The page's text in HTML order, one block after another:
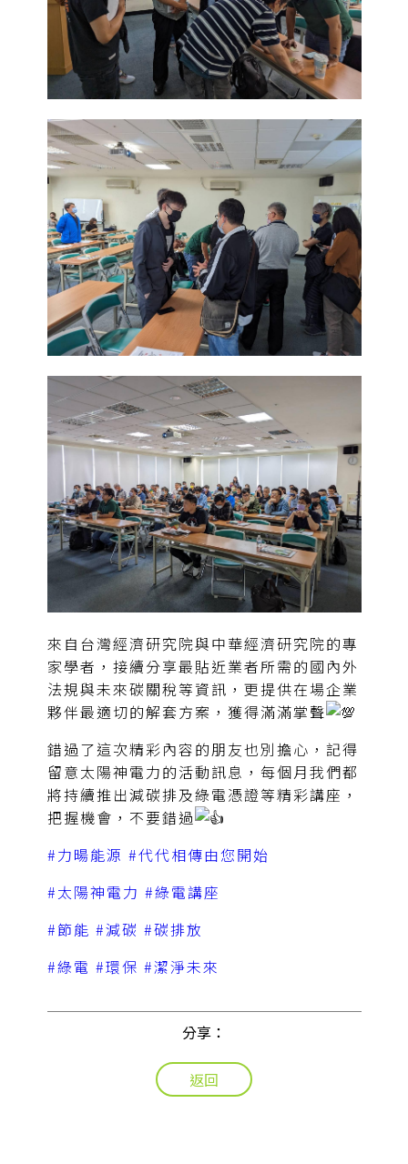
來自台灣經濟研究院與中華經濟研究院的專
家學者，接續分享最貼近業者所需的國內外
法規與未來碳關稅等資訊，更提供在場企業
夥伴最適切的解套方案，獲得滿滿掌聲
錯過了這次精彩內容的朋友也別擔心，記得
留意太陽神電力的活動訊息，每個月我們都
將持續推出減碳排及綠電憑證等精彩講座，
把握機會，不要錯過
#力暘能源 #代代相傳由您開始
#太陽神電力 #綠電講座
#節能 #減碳 #碳排放
#綠電 #環保 #潔淨未來
分享：
返回